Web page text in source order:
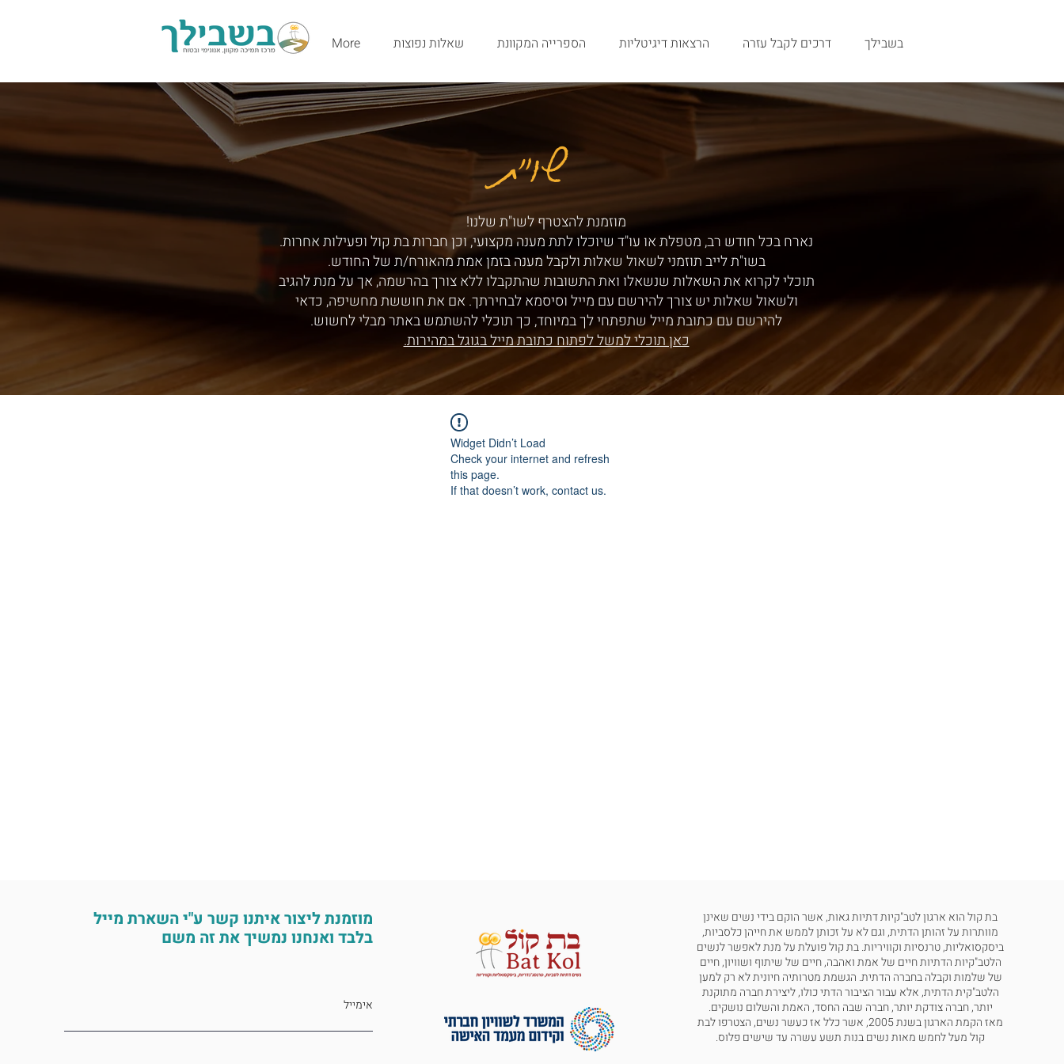
בשבילך דרכים לקבל עזרה הרצאות דיגיטליות הספרייה המקוונת שאלות נפוצות More
שו"ת
שו"ת
מוזמנת להצטרף לשו"ת שלנו!
נארח בכל חודש רב, מטפלת או עו"ד שיוכלו לתת מענה מקצועי, וכן חברות בת קול ופעילות אחרות.
בשו"ת לייב תוזמני לשאול שאלות ולקבל מענה בזמן אמת מהאורח/ת של החודש.
תוכלי לקרוא את השאלות שנשאלו ואת התשובות שהתקבלו ללא צורך בהרשמה, אך על מנת להגיב
ולשאול שאלות יש צורך להירשם עם מייל וסיסמא לבחירתך. אם את חוששת מחשיפה, כדאי
להירשם עם כתובת מייל שתפתחי לך במיוחד, כך תוכלי להשתמש באתר מבלי לחשוש.
כאן תוכלי למשל לפתוח כתובת מייל בגוגל במהירות.
Widget Didn’t Load
Check your internet and refresh
this page.
If that doesn’t work, contact us.
מוזמנת ליצור איתנו קשר ע"י השארת מייל
בלבד ואנחנו נמשיך את זה משם
בת קול הוא ארגון לטב"קיות דתיות גאות, אשר הוקם בידי נשים שאינן
מוותרות על זהותן הדתית, וגם לא על זכותן לממש את חייהן כלסביות,
ביסקסואליות, טרנסיות וקוויריות. בת קול פועלת על מנת לאפשר לנשים
הלטב"קיות הדתיות חיים של אמת ואהבה, חיים של שיתוף ושוויון, חיים
של שלמות וקבלה בחברה הדתית. הגשמת מטרותיה חיונית לא רק למען
הלטב"קית הדתית, אלא עבור הציבור הדתי כולו, ליצירת חברה מתוקנת
יותר, חברה צודקת יותר, חברה שבה החסד, האמת והשלום נושקים.
מאז הקמת הארגון בשנת 2005, אשר כלל אז כעשר נשים, הצטרפו לבת
קול מעל לחמש מאות נשים בנות תשע עשרה עד שישים פלוס.